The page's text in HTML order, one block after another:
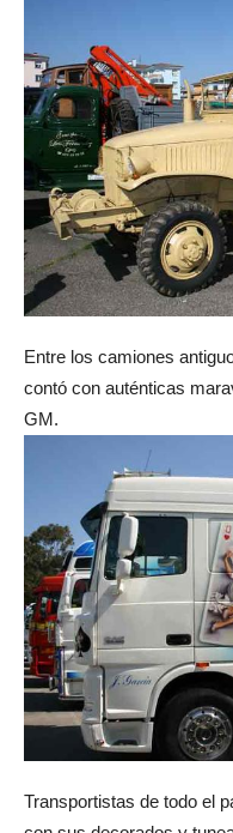
Entre los camiones
contó con auténticas
GM.
Transportistas de todo el